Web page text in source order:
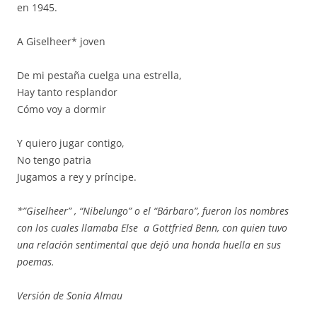
en 1945.
A Giselheer* joven
De mi pestaña cuelga una estrella,
Hay tanto resplandor
Cómo voy a dormir
Y quiero jugar contigo,
No tengo patria
Jugamos a rey y príncipe.
*”Giselheer” , “Nibelungo” o el “Bárbaro”, fueron los nombres
con los cuales llamaba Else a Gottfried Benn, con quien tuvo
una relación sentimental que dejó una honda huella en sus
poemas.
Versión de Sonia Almau